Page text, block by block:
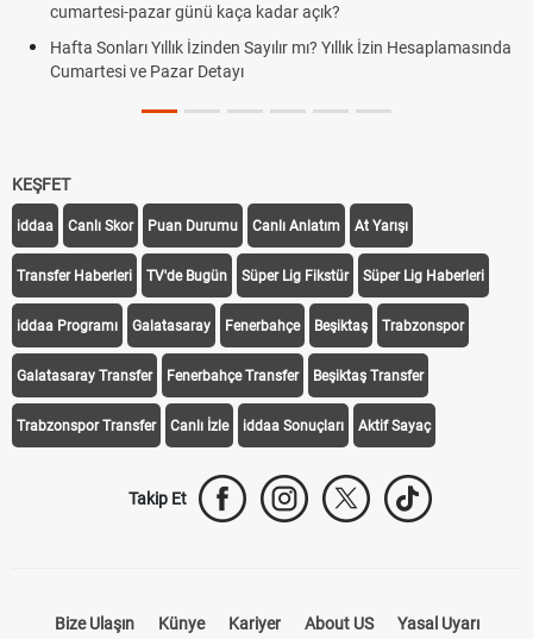
cumartesi-pazar günü kaça kadar açık?
Hafta Sonları Yıllık İzinden Sayılır mı? Yıllık İzin Hesaplamasında
Cumartesi ve Pazar Detayı
KEŞFET
iddaa Canlı Skor Puan Durumu Canlı Anlatım At Yarışı
Transfer Haberleri TV'de Bugün Süper Lig Fikstür Süper Lig Haberleri
iddaa Programı Galatasaray Fenerbahçe Beşiktaş Trabzonspor
Galatasaray Transfer Fenerbahçe Transfer Beşiktaş Transfer
Trabzonspor Transfer Canlı İzle iddaa Sonuçları Aktif Sayaç
Takip Et
Bize Ulaşın Künye Kariyer About US Yasal Uyarı